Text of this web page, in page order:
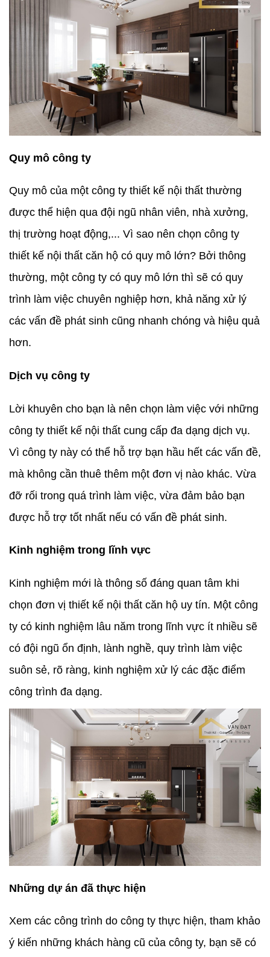
Quy mô công ty
Quy mô của một công ty thiết kế nội thất thường
được thể hiện qua đội ngũ nhân viên, nhà xưởng,
thị trường hoạt động,... Vì sao nên chọn công ty
thiết kế nội thất căn hộ có quy mô lớn? Bởi thông
thường, một công ty có quy mô lớn thì sẽ có quy
trình làm việc chuyên nghiệp hơn, khả năng xử lý
các vấn đề phát sinh cũng nhanh chóng và hiệu quả
hơn.
Dịch vụ công ty
Lời khuyên cho bạn là nên chọn làm việc với những
công ty thiết kế nội thất cung cấp đa dạng dịch vụ.
Vì công ty này có thể hỗ trợ bạn hầu hết các vấn đề,
mà không cần thuê thêm một đơn vị nào khác. Vừa
đỡ rối trong quá trình làm việc, vừa đảm bảo bạn
được hỗ trợ tốt nhất nếu có vấn đề phát sinh.
Kinh nghiệm trong lĩnh vực
Kinh nghiệm mới là thông số đáng quan tâm khi
chọn đơn vị thiết kế nội thất căn hộ uy tín. Một công
ty có kinh nghiệm lâu năm trong lĩnh vực ít nhiều sẽ
có đội ngũ ổn định, lành nghề, quy trình làm việc
suôn sẻ, rõ ràng, kinh nghiệm xử lý các đặc điểm
công trình đa dạng.
Những dự án đã thực hiện
Xem các công trình do công ty thực hiện, tham khảo
ý kiến những khách hàng cũ của công ty, bạn sẽ có